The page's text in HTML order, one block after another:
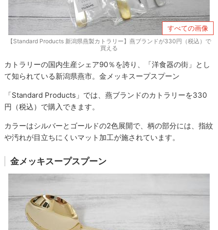
すべての画像
【Standard Products 新潟県燕製カトラリー】燕ブランドが330円（税込）で
買える
カトラリーの国内生産シェア90％を誇り、「洋食器の街」とし
て知られている新潟県燕市。金メッキスープスプーン
「Standard Products」では、燕ブランドのカトラリーを330
円（税込）で購入できます。
カラーはシルバーとゴールドの2色展開で、柄の部分には、指紋
や汚れが目立ちにくいマット加工が施されています。
金メッキスープスプーン